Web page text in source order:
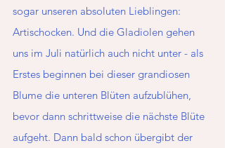
sogar unseren absoluten Lieblingen:
Artischocken. Und die Gladiolen gehen
uns im Juli natürlich auch nicht unter - als
Erstes beginnen bei dieser grandiosen
Blume die unteren Blüten aufzublühen,
bevor dann schrittweise die nächste Blüte
aufgeht. Dann bald schon übergibt der